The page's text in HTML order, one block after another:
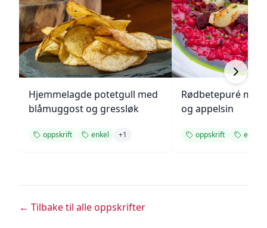
Hjemmelagde potetgull med
blåmuggost og gressløk
oppskrift enkel +1
Rødbetepuré
og appelsin
oppskrift enkel
← Tilbake til alle oppskrifter